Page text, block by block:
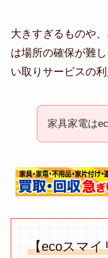
大きすぎるものや
は場所の確保が難
い取りサービスの
家具家電は
【ecoスマ